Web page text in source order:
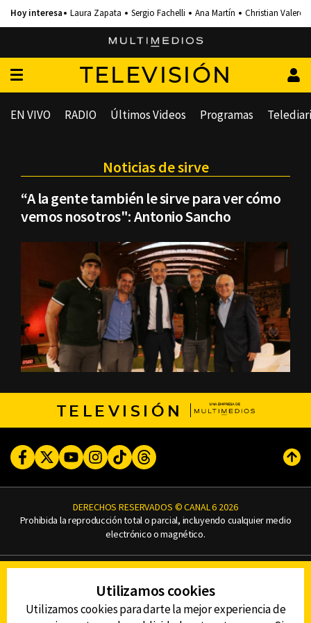
Laura Zapata Sergio Fachelli Ana Martín Christian Valero
TELEVISIÓN
EN VIVO RADIO Últimos Videos Programas
Noticias de sirve
“A la gente también le sirve para ver cómo
vemos nosotros": Antonio Sancho
TELEVISIÓN
FacebookTwitterYoutubeInstagram
TikTokThreads
DERECHOS RESERVADOS © CANAL 6 2026
Prohibida la reproducción total o parcial, incluyendo cualquier medio
electrónico o magnético.
AVISO DE PRIVACIDAD
DEFENSORÍA DE LAS AUDIENCIAS
Utilizamos cookies
Utilizamos cookies para darte la mejor experiencia de